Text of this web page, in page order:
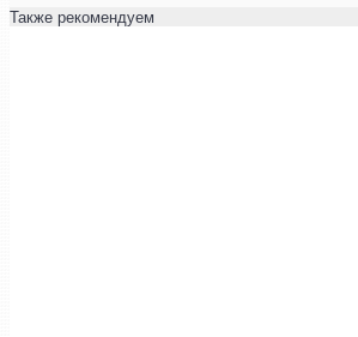
Также рекомендуем